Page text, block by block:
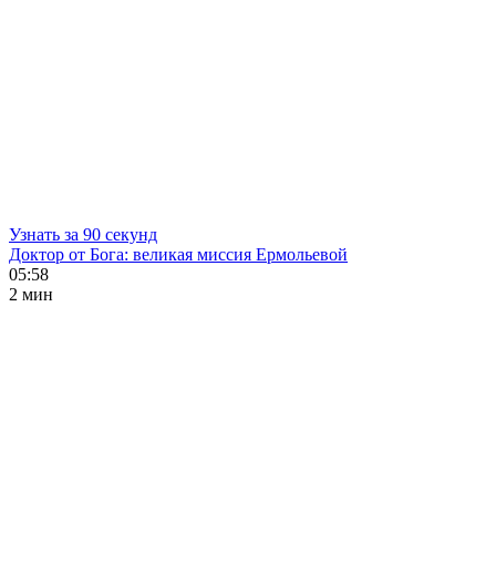
Узнать за 90 секунд
Доктор от Бога: великая миссия Ермольевой
05:58
2 мин